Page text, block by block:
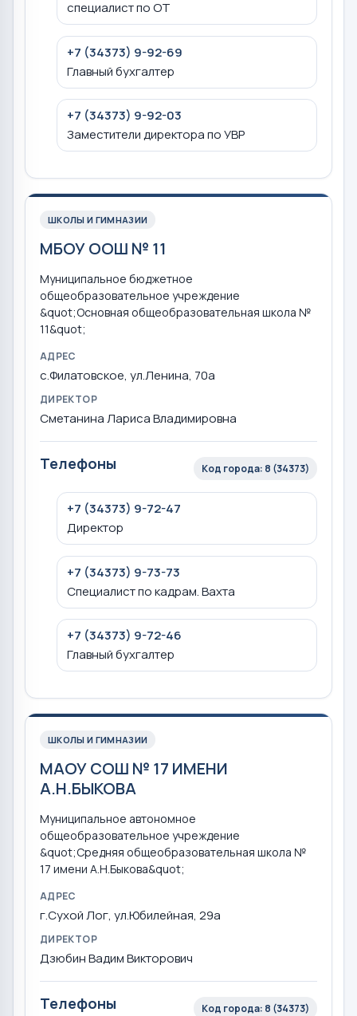
специалист по ОТ
+7 (34373) 9-92-69
Главный бухгалтер
+7 (34373) 9-92-03
Заместители директора по УВР
ШКОЛЫ И ГИМНАЗИИ
МБОУ ООШ № 11
Муниципальное бюджетное
общеобразовательное учреждение
&quot;Основная общеобразовательная школа №
11&quot;
АДРЕС
с.Филатовское, ул.Ленина, 70а
ДИРЕКТОР
Сметанина Лариса Владимировна
Телефоны Код города: 8 (34373)
+7 (34373) 9-72-47
Директор
+7 (34373) 9-73-73
Специалист по кадрам. Вахта
+7 (34373) 9-72-46
Главный бухгалтер
ШКОЛЫ И ГИМНАЗИИ
МАОУ СОШ № 17 ИМЕНИ
А.Н.БЫКОВА
Муниципальное автономное
общеобразовательное учреждение
&quot;Средняя общеобразовательная школа №
17 имени А.Н.Быкова&quot;
АДРЕС
г.Сухой Лог, ул.Юбилейная, 29а
ДИРЕКТОР
Дзюбин Вадим Викторович
Телефоны Код города: 8 (34373)